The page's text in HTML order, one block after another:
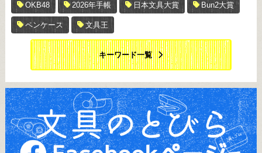
OKB48 2026年手帳 日本文具大賞 Bun2大賞
ペンケース 文具王
キーワード一覧